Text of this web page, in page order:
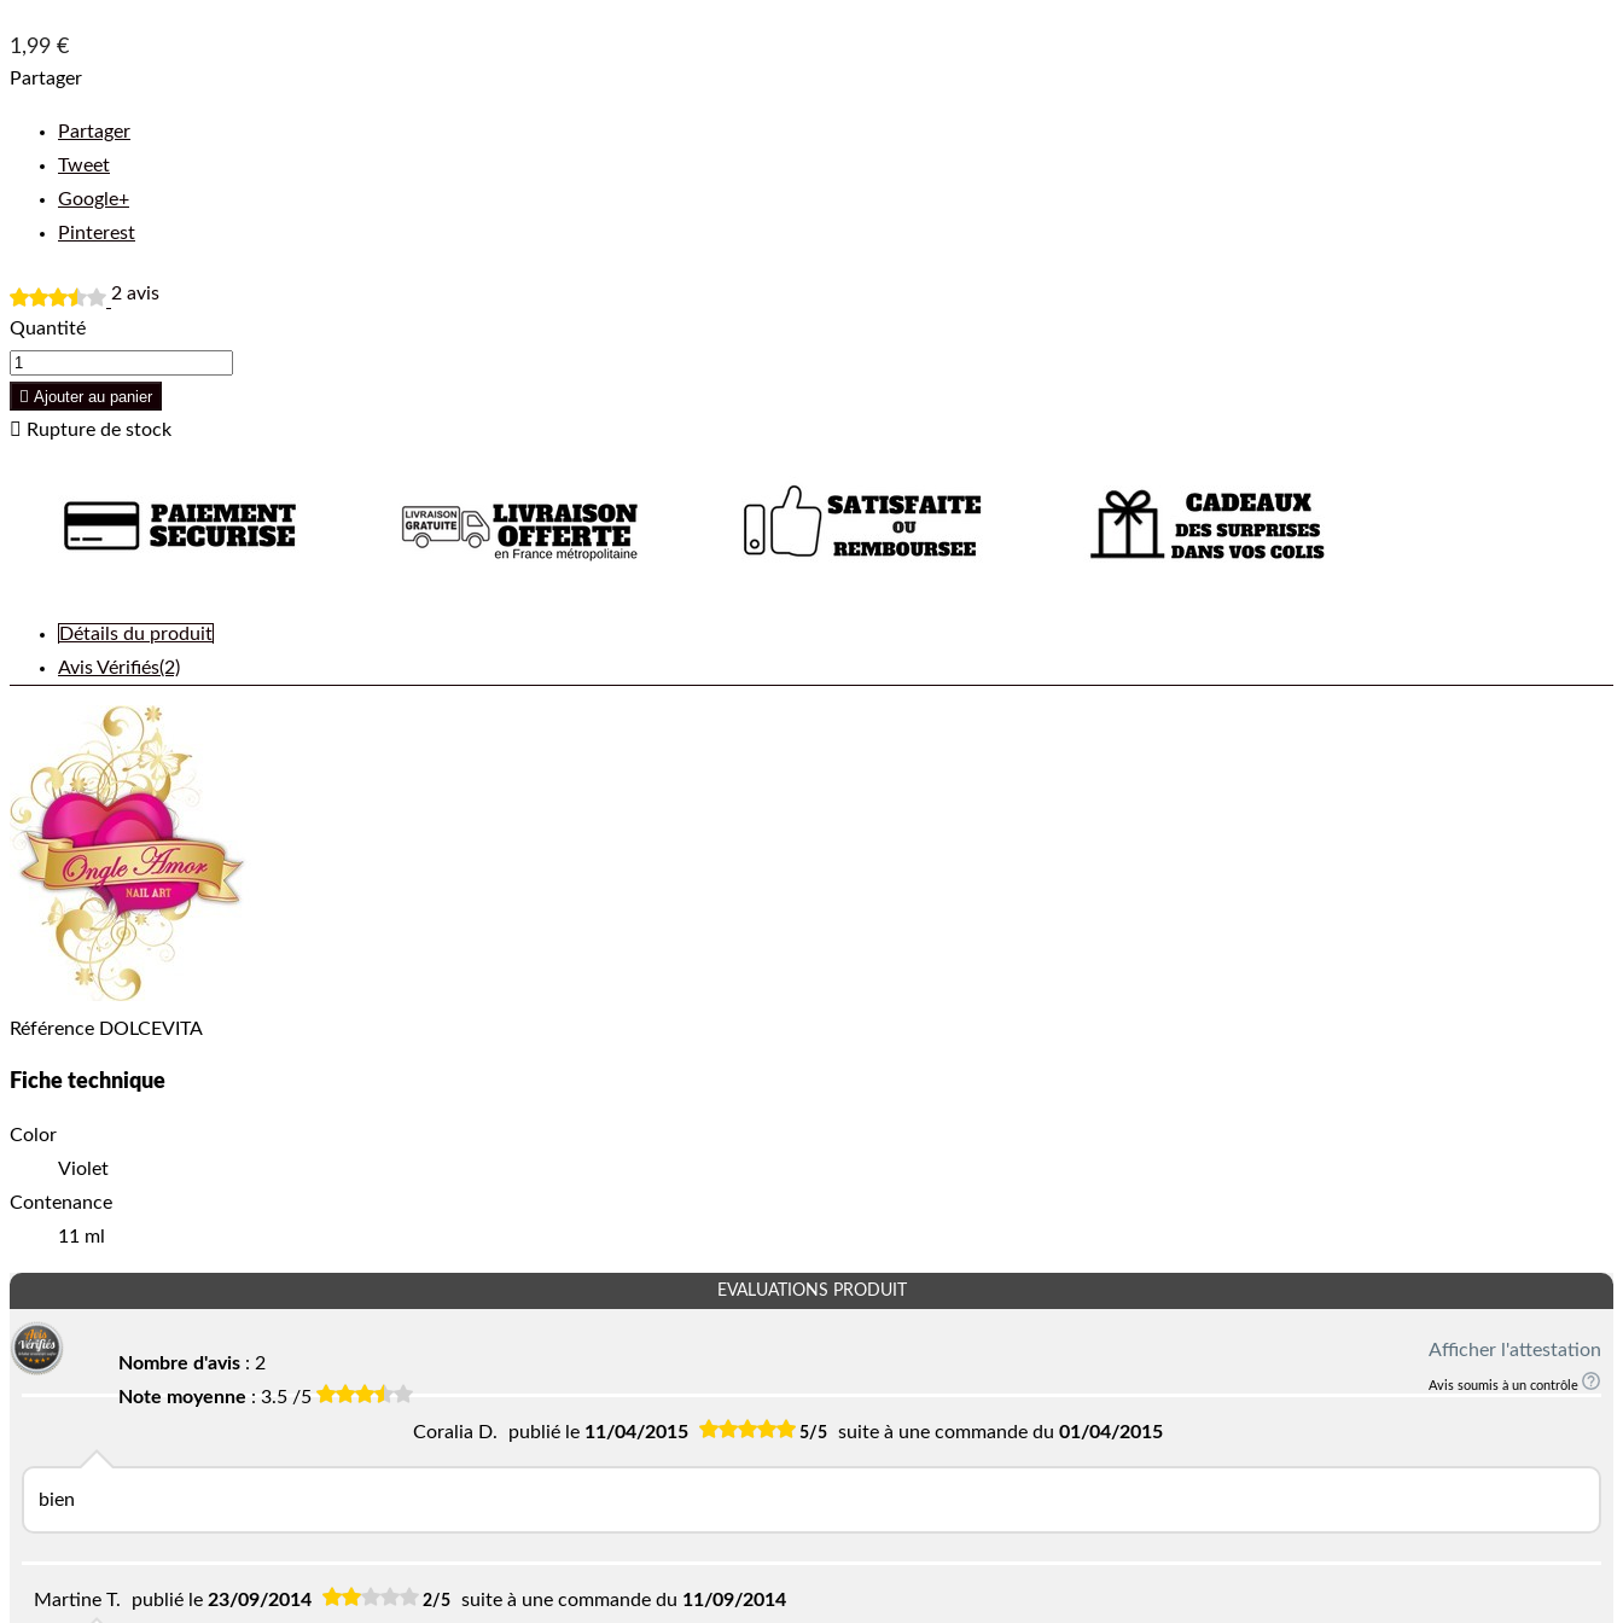
1,99 €
Partager
Partager
Tweet
Google+
Pinterest
2 avis
Quantité
 Ajouter au panier
Rupture de stock
Détails du produit
Avis Vérifiés(2)
Référence DOLCEVITA
Fiche technique
Color
Violet
Contenance
11 ml
EVALUATIONS PRODUIT
Nombre d'avis : 2
Note moyenne : 3.5 /5
Afficher l'attestation
Avis soumis à un contrôle
Coralia D. publié le 11/04/2015 5/5 suite à une commande du 01/04/2015
bien
Martine T. publié le 23/09/2014 2/5 suite à une commande du 11/09/2014